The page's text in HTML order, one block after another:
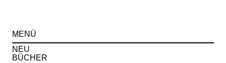
MENÜ
NEU
BÜCHER